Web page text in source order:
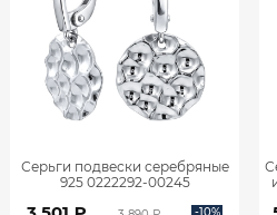
Серьги подвески серебряные
925 0222292-00245